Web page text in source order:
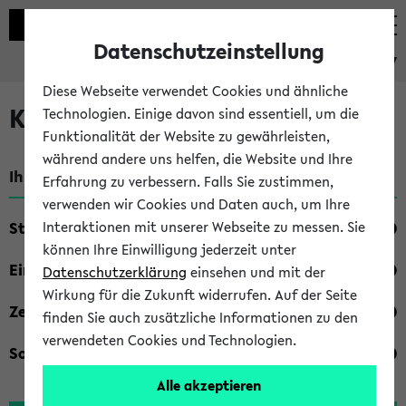
eKVV
Kombisuche im eKVV
Ihre Suchkriterien:
Studienfach
Einrichtung
Zeiten
Sonstiges
Datenschutzeinstellung
Diese Webseite verwendet Cookies und ähnliche
Technologien. Einige davon sind essentiell, um die
Funktionalität der Website zu gewährleisten,
während andere uns helfen, die Website und Ihre
Erfahrung zu verbessern. Falls Sie zustimmen,
verwenden wir Cookies und Daten auch, um Ihre
Interaktionen mit unserer Webseite zu messen. Sie
können Ihre Einwilligung jederzeit unter
Datenschutzerklärung einsehen und mit der
Wirkung für die Zukunft widerrufen. Auf der Seite
finden Sie auch zusätzliche Informationen zu den
verwendeten Cookies und Technologien.
Alle akzeptieren